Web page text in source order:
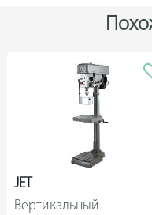
JET
Вертикальный